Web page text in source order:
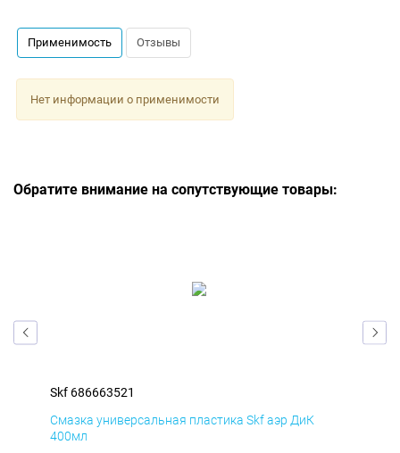
Применимость Отзывы
Нет информации о применимости
Обратите внимание на сопутствующие товары:
Skf 686663521
Смазка универсальная пластика Skf аэр ДиК
400мл